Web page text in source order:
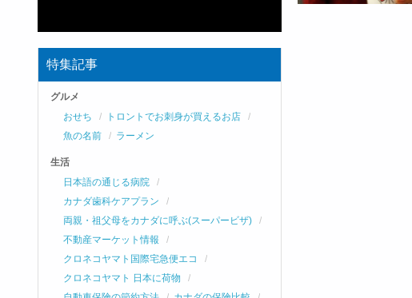
特集記事
グルメ
おせち
トロントでお刺身が買えるお店
魚の名前
ラーメン
生活
日本語の通じる病院
カナダ歯科ケアプラン
両親・祖父母をカナダに呼ぶ(スーパービザ)
不動産マーケット情報
クロネコヤマト国際宅急便エコ
クロネコヤマト 日本に荷物